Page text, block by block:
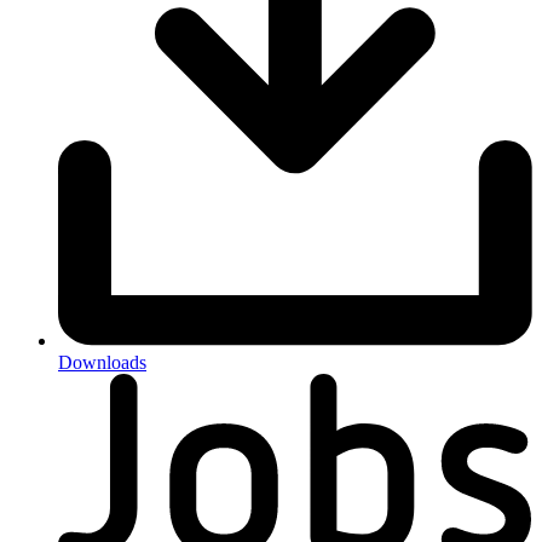
Downloads